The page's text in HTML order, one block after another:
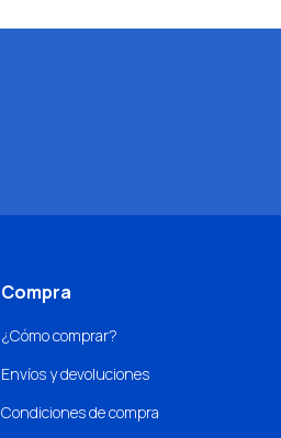
Compra
¿Cómo comprar?
Envíos y devoluciones
Condiciones de compra